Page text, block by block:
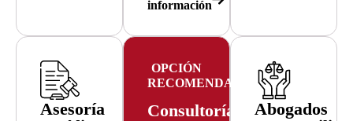
información
Asesoría
OPCIÓN
RECOMENDADA
Consultoría
Abogados